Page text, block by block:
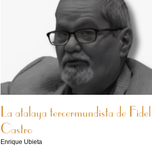
La atalaya tercermundista de Fidel
Castro
Enrique Ubieta